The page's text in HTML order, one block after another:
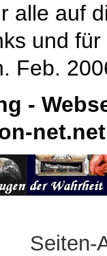
alle auf
und
Feb.
-
net.net
Seiten-